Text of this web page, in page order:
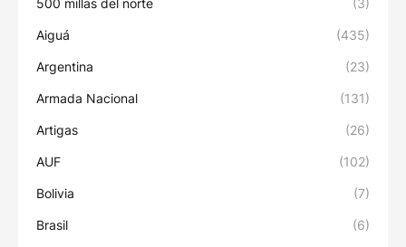
Aiguá (435)
Argentina (23)
Armada Nacional (131)
Artigas (26)
AUF (102)
Bolivia (7)
Brasil (6)